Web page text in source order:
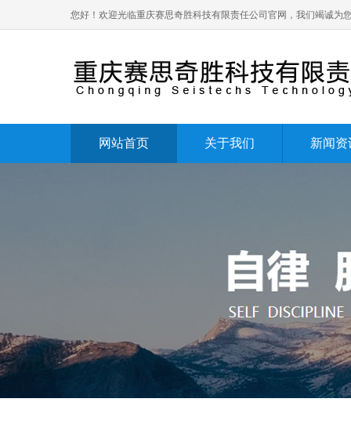
您好！欢迎光临重庆赛思奇胜科技有限责任公司官网，我们竭诚为
网站首页 关于我们 新闻资